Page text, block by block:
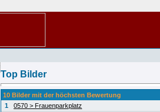
Top Bilder
10 Bilder mit der höchsten Bewertung
1
0570 > Frauenparkplatz